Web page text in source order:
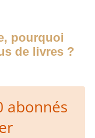
pourquoi
de livres ?
abonnés